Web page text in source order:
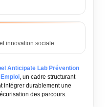
innovation sociale
Anticipate Lab Prévention
, un cadre structurant
intégrer durablement une
des parcours.